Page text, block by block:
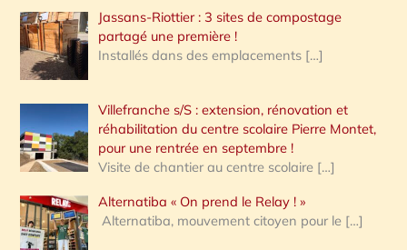
Jassans-Riottier : 3 sites de compostage
partagé une première !
Installés dans des emplacements […]
Villefranche s/S : extension, rénovation et
réhabilitation du centre scolaire Pierre Montet,
pour une rentrée en septembre !
Visite de chantier au centre scolaire […]
Alternatiba « On prend le Relay ! »
Alternatiba, mouvement citoyen pour le […]